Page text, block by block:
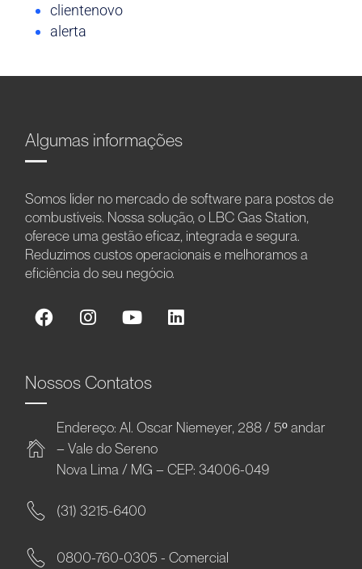
clientenovo
alerta
Algumas informações
Somos líder no mercado de software para postos de
combustíveis. Nossa solução, o LBC Gas Station,
oferece uma gestão eficaz, integrada e segura.
Reduzimos custos operacionais e melhoramos a
eficiência do seu negócio.
Nossos Contatos
Endereço: Al. Oscar Niemeyer, 288 / 5º andar
– Vale do Sereno
Nova Lima / MG – CEP: 34006-049
(31) 3215-6400
0800-760-0305 - Comercial